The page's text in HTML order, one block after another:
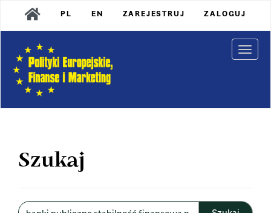
Main
Navigation
Content
Sidebar
PL EN ZAREJESTRUJ ZALOGUJ
Szukaj
Wyszukaj